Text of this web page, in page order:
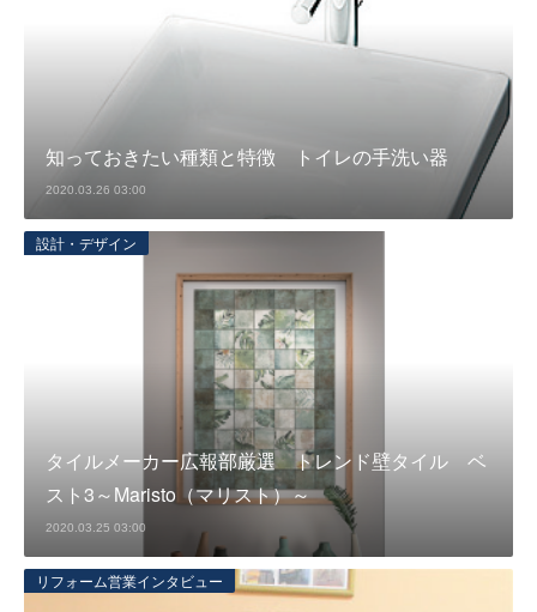
知っておきたい種類と特徴 トイレの手洗い器
2020.03.26 03:00
設計・デザイン
タイルメーカー広報部厳選 トレンド壁タイル ベ
スト3～Maristo（マリスト）～
2020.03.25 03:00
リフォーム営業インタビュー